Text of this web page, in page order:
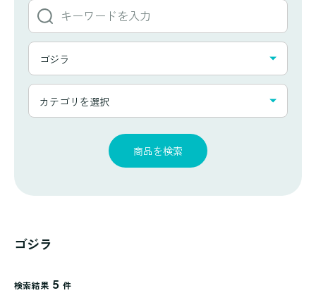
キ
ワ
ド
か
タ
ト
一
ゴジラ
カ
カテゴリを選択
商品を検索
ゴジラ
検索結果 5 件